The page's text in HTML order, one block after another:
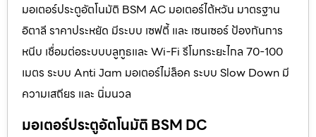
มอเตอร์ประตูอัตโนมัติ BSM AC มอเตอร์ไต้หวัน มาตรฐาน
อิตาลี ราคาประหยัด มีระบบ เซฟตี้ และ เซนเซอร์ ป้องกันการ
หนีบ เชื่อมต่อระบบบลูทูธและ Wi-Fi รีโมทระยะไกล 70-100
เมตร ระบบ Anti Jam มอเตอร์ไม่ล็อค ระบบ Slow Down มี
ความเสถียร และ นิ่มนวล
มอเตอร์ประตูอัตโนมัติ BSM DC